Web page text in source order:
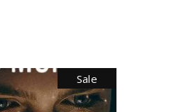
Sale